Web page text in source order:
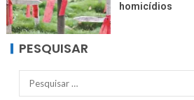
homicídios
PESQUISAR